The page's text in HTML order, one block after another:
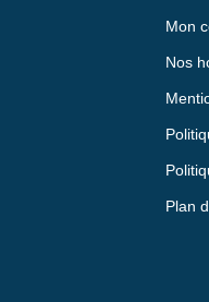
Mon
Nos
Plan